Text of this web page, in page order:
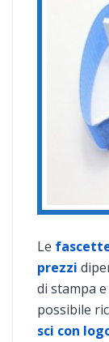
Le
prezzi
di stampa
possibile
sci con